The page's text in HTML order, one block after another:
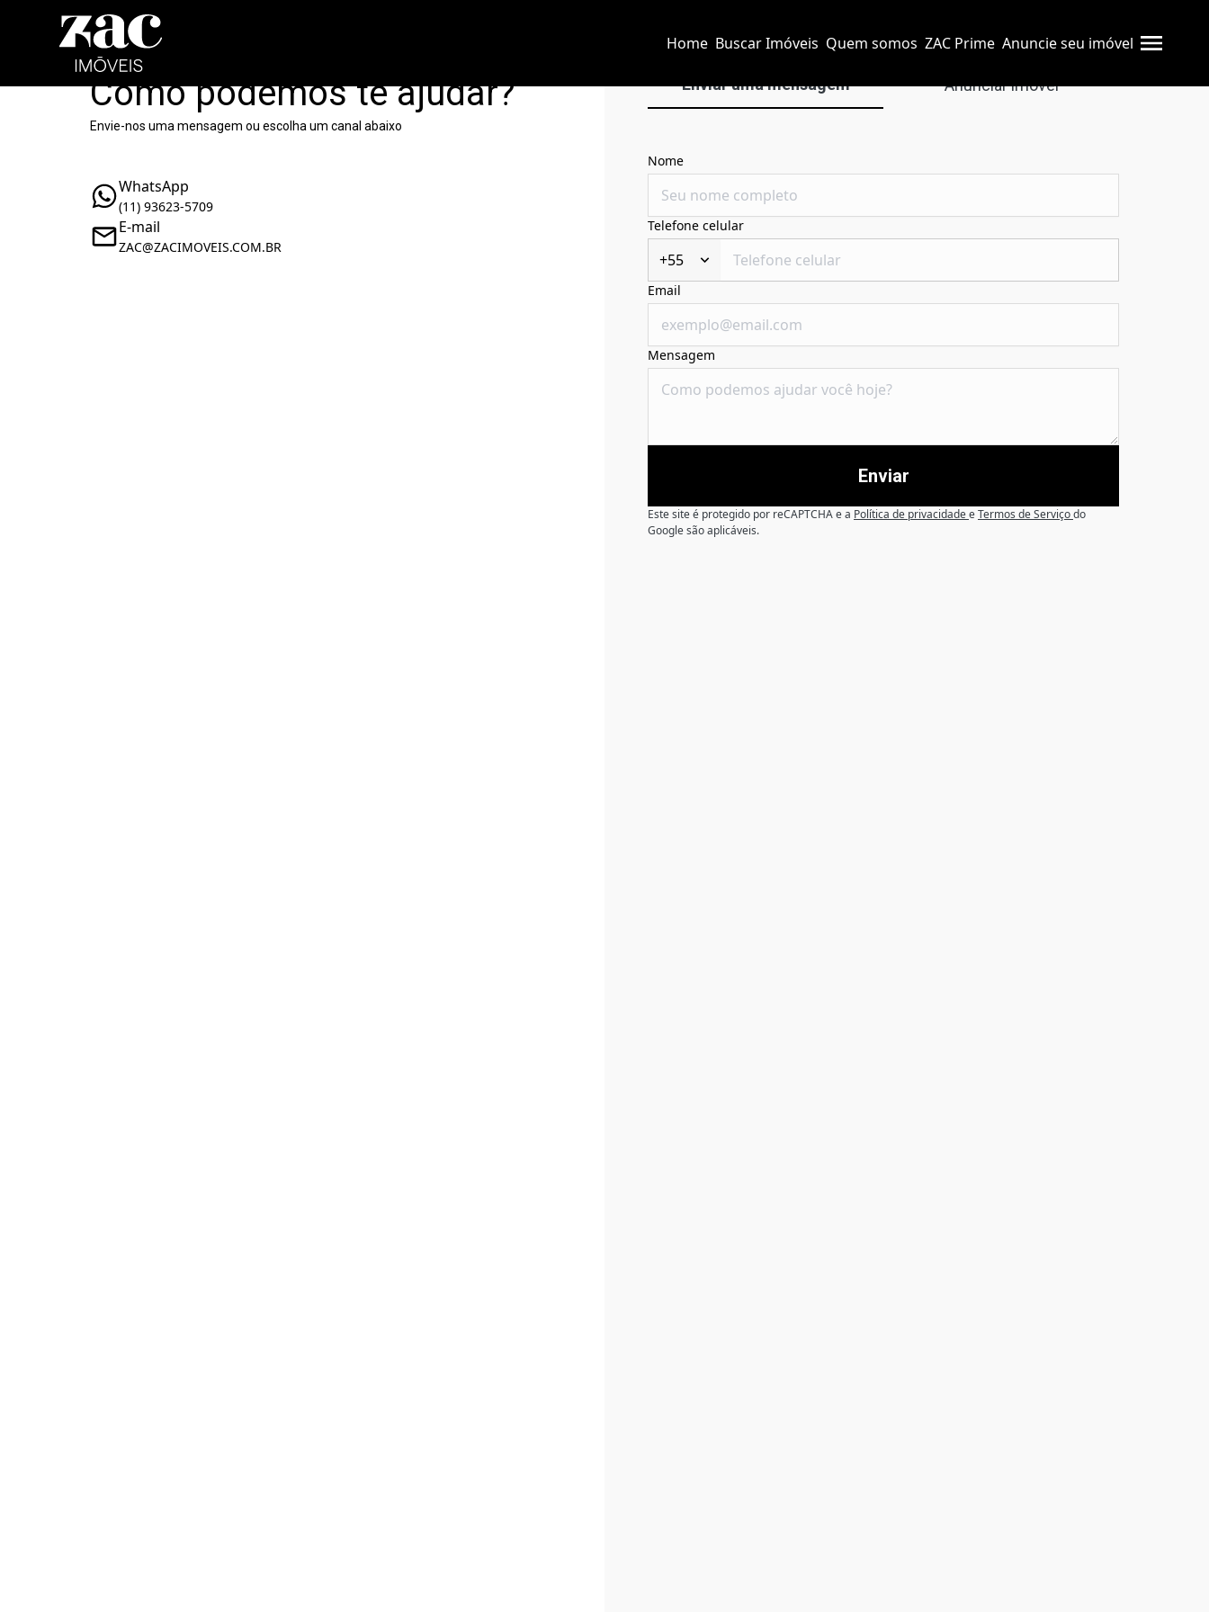
Home Buscar Imóveis Quem somos ZAC Prime Anuncie seu imóvel
Como podemos te ajudar?
Envie-nos uma mensagem ou escolha um canal abaixo
WhatsApp
(11) 93623-5709
E-mail
ZAC@ZACIMOVEIS.COM.BR
Enviar uma mensagem Anunciar imóvel
Nome
Telefone celular
+55
Email
Mensagem
Enviar
Este site é protegido por reCAPTCHA e a Política de privacidadeeTermos de Serviçodo
Google são aplicáveis.